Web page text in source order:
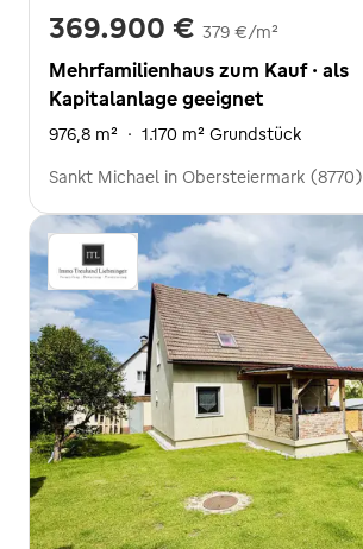
369.900 € 379 €/m²
Mehrfamilienhaus zum Kauf · als
Kapitalanlage geeignet
976,8 m² · 1.170 m² Grundstück
Sankt Michael in Obersteiermark (8770)